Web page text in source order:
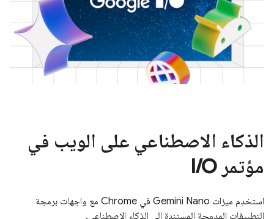
الذكاء الاصطناعي على الويب في
مؤتمر I/O
استخدِم ميزات Gemini Nano في Chrome مع واجهات برمجة
التطبيقات المدمجة المستندة إلى الذكاء الاصطناعي.